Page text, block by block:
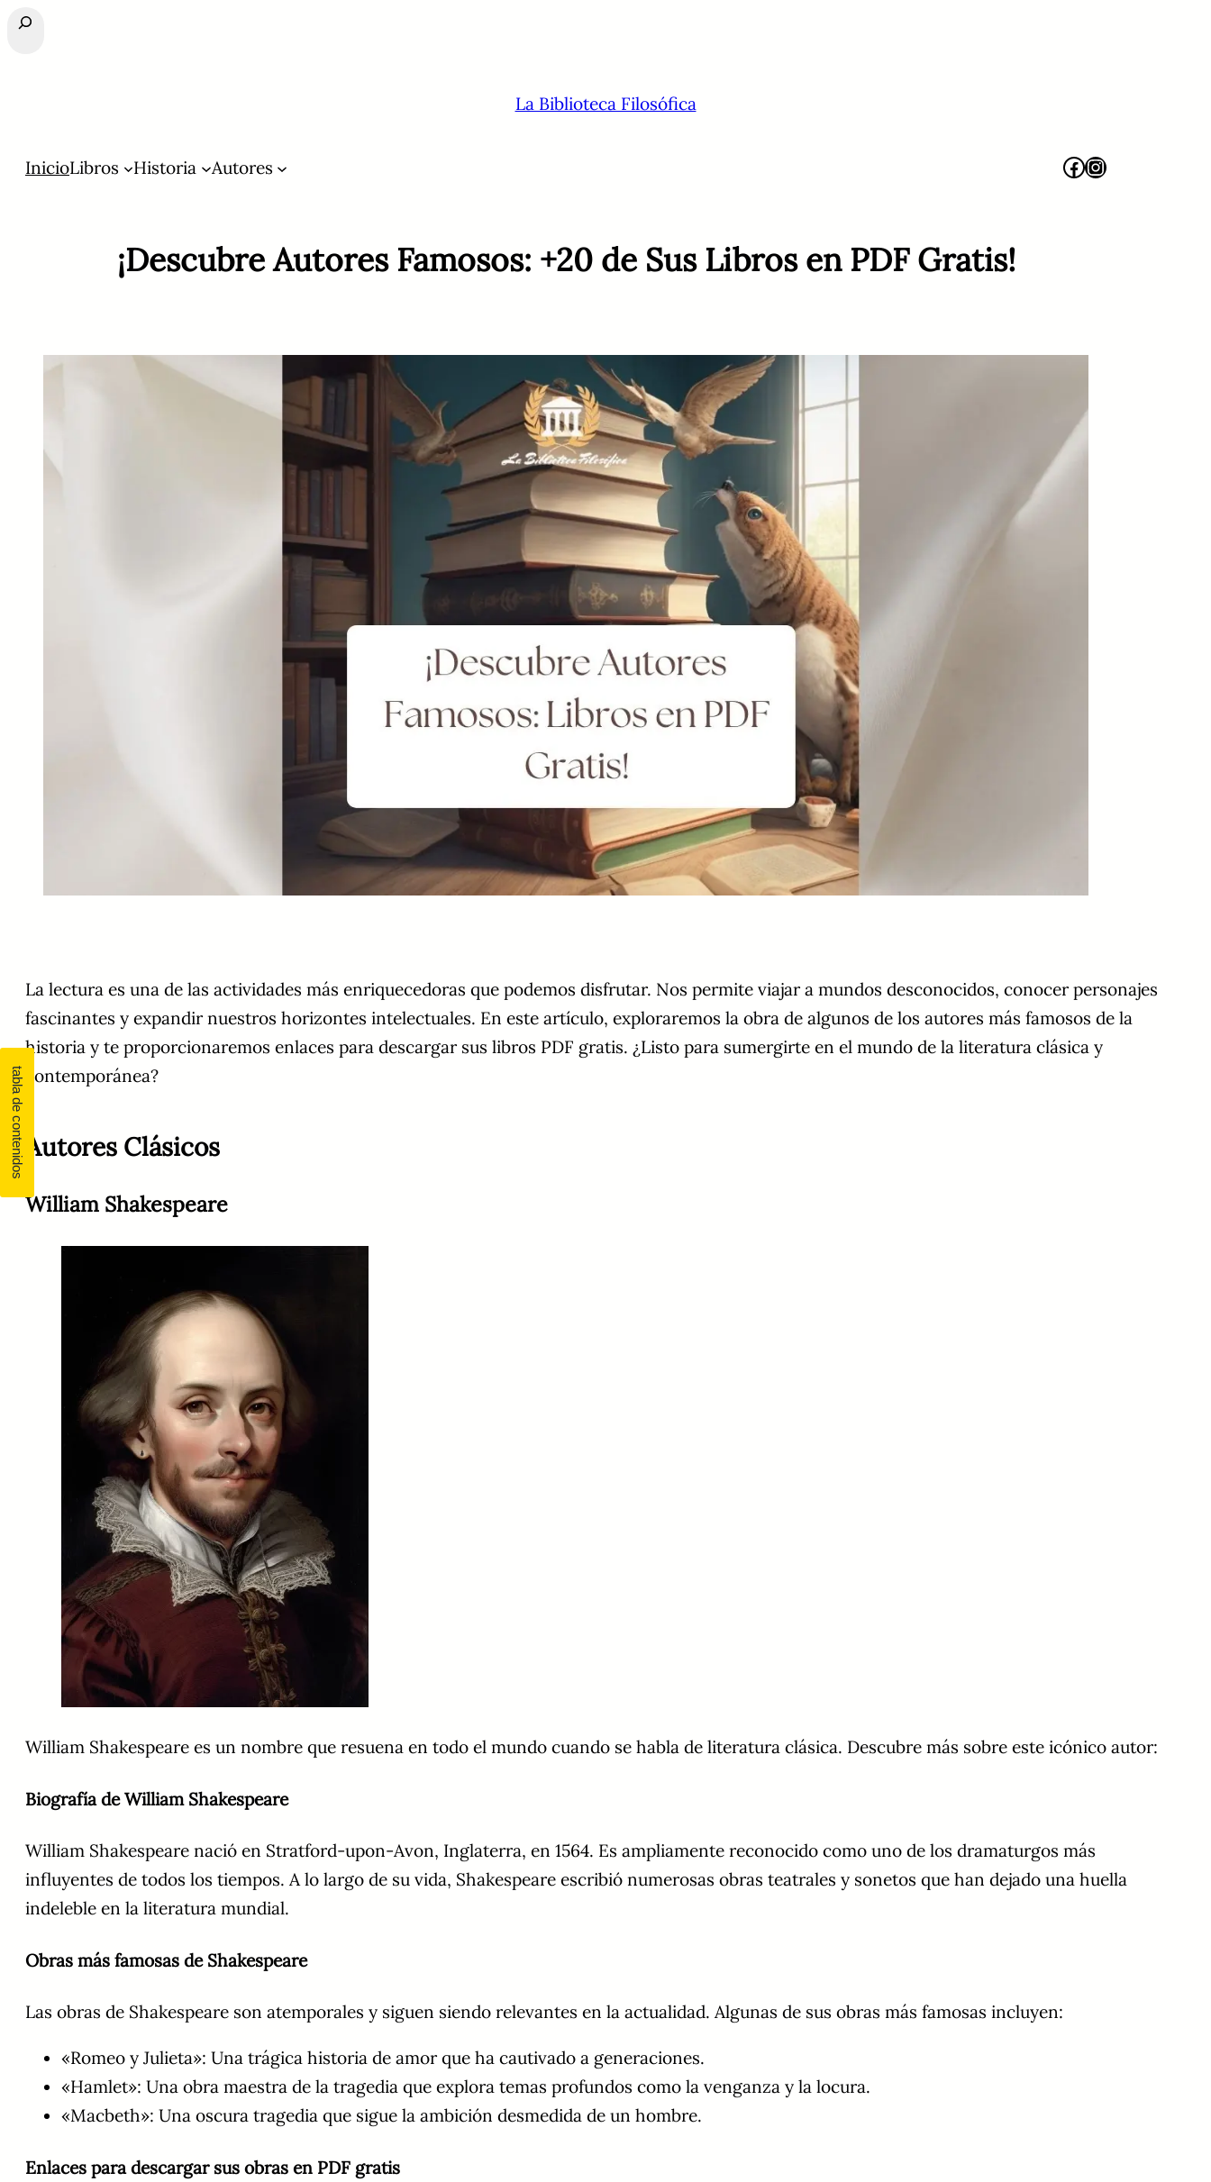
Buscar
La Biblioteca Filosófica
InicioLibros Historia Autores Facebook Instagram
¡Descubre Autores Famosos: +20 de Sus Libros en PDF Gratis!
La lectura es una de las actividades más enriquecedoras que podemos disfrutar. Nos permite viajar a mundos desconocidos, conocer personajes
fascinantes y expandir nuestros horizontes intelectuales. En este artículo, exploraremos la obra de algunos de los autores más famosos de la
historia y te proporcionaremos enlaces para descargar sus libros PDF gratis. ¿Listo para sumergirte en el mundo de la literatura clásica y
contemporánea?
Autores Clásicos
William Shakespeare
William Shakespeare es un nombre que resuena en todo el mundo cuando se habla de literatura clásica. Descubre más sobre este icónico autor:
Biografía de William Shakespeare
William Shakespeare nació en Stratford-upon-Avon, Inglaterra, en 1564. Es ampliamente reconocido como uno de los dramaturgos más
influyentes de todos los tiempos. A lo largo de su vida, Shakespeare escribió numerosas obras teatrales y sonetos que han dejado una huella
indeleble en la literatura mundial.
Obras más famosas de Shakespeare
Las obras de Shakespeare son atemporales y siguen siendo relevantes en la actualidad. Algunas de sus obras más famosas incluyen:
«Romeo y Julieta»: Una trágica historia de amor que ha cautivado a generaciones.
«Hamlet»: Una obra maestra de la tragedia que explora temas profundos como la venganza y la locura.
«Macbeth»: Una oscura tragedia que sigue la ambición desmedida de un hombre.
Enlaces para descargar sus obras en PDF gratis